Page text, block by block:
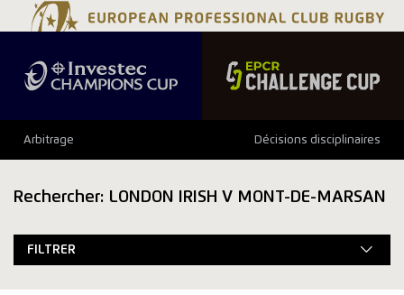
Arbitrage Décisions disciplinaires
Rechercher: LONDON IRISH V MONT-DE-MARSAN
FILTRER